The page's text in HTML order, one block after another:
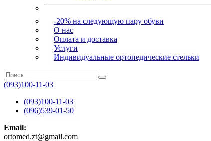
-20% на следующую пару обуви
О нас
Оплата и доставка
Услуги
Индивидуальные ортопедические стельки
(093)100-11-03
(093)100-11-03
(096)539-01-50
Email:
ortomed.zt@gmail.com